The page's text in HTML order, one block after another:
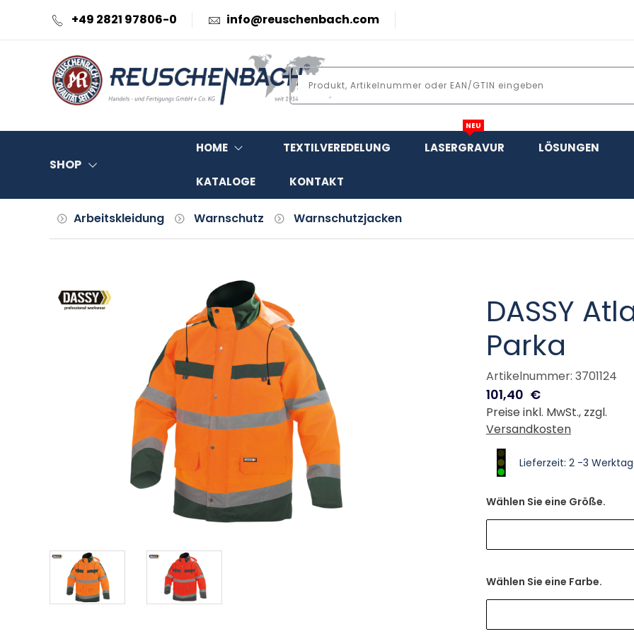
+49 2821 97806-0 info@reuschenbach.com
SHOP
HOME TEXTILVEREDELUNG LASERGRAVUR
NEU
LÖSUNGEN
KATALOGE KONTAKT
Arbeitskleidung Warnschutz Warnschutzjacken
DASSY
Parka
Artikelnummer: 3701124
101,40 €
Preise inkl. MwSt., zzgl.
Versandkosten
Lieferzeit: 2 -3
Wählen Sie eine Größe.
Wählen Sie eine Farbe.